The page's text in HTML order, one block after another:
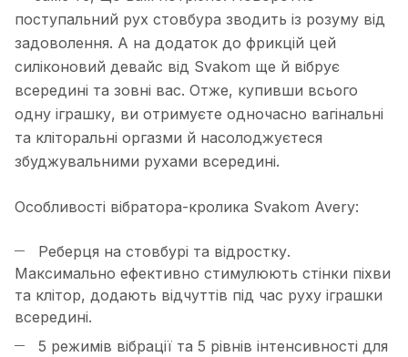
поступальний рух стовбура зводить із розуму від
задоволення. А на додаток до фрикцій цей
силіконовий девайс від Svakom ще й вібрує
всередині та зовні вас. Отже, купивши всього
одну іграшку, ви отримуєте одночасно вагінальні
та кліторальні оргазми й насолоджуєтеся
збуджувальними рухами всередині.
Особливості вібратора-кролика Svakom Avery:
Реберця на стовбурі та відростку.
Максимально ефективно стимулюють стінки піхви
та клітор, додають відчуттів під час руху іграшки
всередині.
5 режимів вібрації та 5 рівнів інтенсивності для